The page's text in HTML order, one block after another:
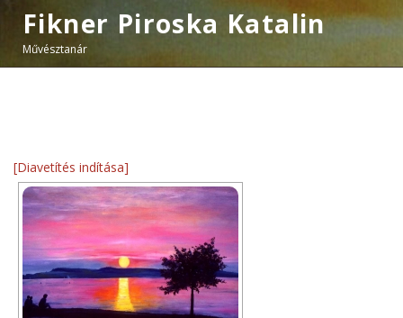
Fikner Piroska Katalin
Művésztanár
[Diavetítés indítása]